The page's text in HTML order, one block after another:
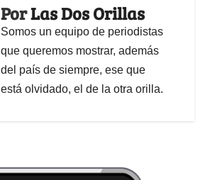
PorLas Dos Orillas
Somos un equipo de periodistas
que queremos mostrar, además
del país de siempre, ese que
está olvidado, el de la otra orilla.